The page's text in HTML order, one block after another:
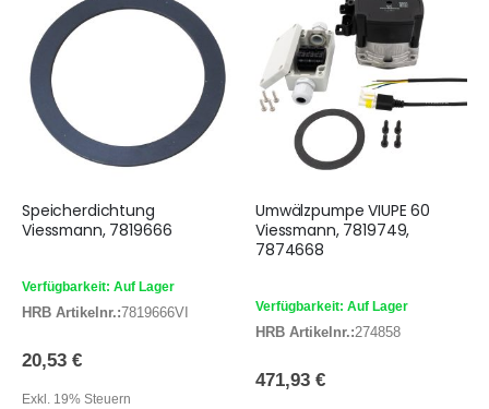
Speicherdichtung
Viessmann, 7819666
Verfügbarkeit: Auf Lager
HRB Artikelnr.:7819666VI
20,53 €
Exkl. 19% Steuern
Umwälzpumpe VIUPE 60
Viessmann, 7819749,
7874668
Verfügbarkeit: Auf Lager
HRB Artikelnr.:274858
471,93 €